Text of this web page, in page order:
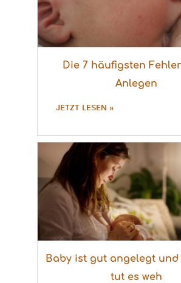
Die 7 häufigsten
Anlegen
JETZT LESEN »
Baby ist gut angelegt und
tut es weh